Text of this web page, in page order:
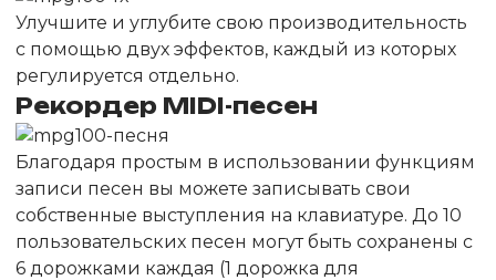
Улучшите и углубите свою производительность
с помощью двух эффектов, каждый из которых
регулируется отдельно.
Рекордер MIDI-песен
Благодаря простым в использовании функциям
записи песен вы можете записывать свои
собственные выступления на клавиатуре. До 10
пользовательских песен могут быть сохранены с
6 дорожками каждая (1 дорожка для